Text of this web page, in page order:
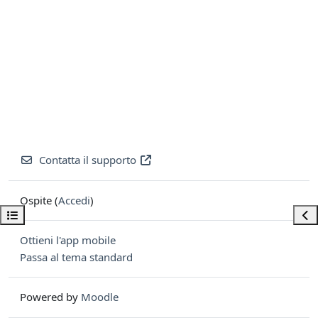
Apri indice del corso
Contatta il supporto
Ospite (Accedi)
Ottieni l'app mobile
Passa al tema standard
Powered by Moodle